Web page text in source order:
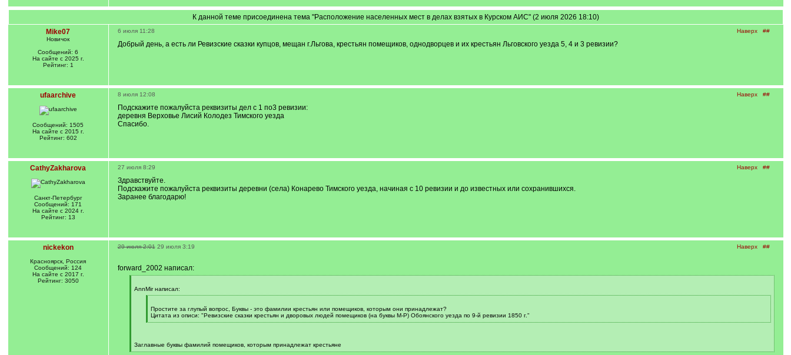
К данной теме присоединена тема "Расположение населенных мест в делах взятых в Курском АИС" (2 июля 2026 18:10)
Mike07
Новичок
Сообщений: 6
На сайте с 2025 г.
Рейтинг: 1
Наверх ##
6 июля 11:28
Добрый день, а есть ли Ревизские сказки купцов, мещан г.Льгова, крестьян помещиков, однодворцев и их крестьян Льговского уезда 5, 4 и 3 ревизии?
ufaarchive
Сообщений: 1505
На сайте с 2015 г.
Рейтинг: 602
Наверх ##
8 июля 12:08
Подскажите пожалуйста реквизиты дел с 1 по3 ревизии:
деревня Верховье Лисий Колодез Тимского уезда
Спасибо.
CathyZakharova
Санкт-Петербург
Сообщений: 171
На сайте с 2024 г.
Рейтинг: 13
Наверх ##
27 июля 8:29
Здравствуйте.
Подскажите пожалуйста реквизиты деревни (села) Конарево Тимского уезда, начиная с 10 ревизии и до известных или сохранившихся.
Заранее благодарю!
nickekon
Красноярск, Россия
Сообщений: 124
На сайте с 2017 г.
Рейтинг: 3050
Наверх ##
29 июля 2:01 29 июля 3:19
forward_2002 написал:
q
AnnMir написал:
q
]
Простите за глупый вопрос, Буквы - это фамилии крестьян или помещиков, которым они принадлежат?
Цитата из описи: "Ревизские сказки крестьян и дворовых людей помещиков (на буквы М-Р) Обоянского уезда по 9-й ревизии 1850 г."
[
Заглавные буквы фамилий помещиков, которым принадлежат крестьяне
[